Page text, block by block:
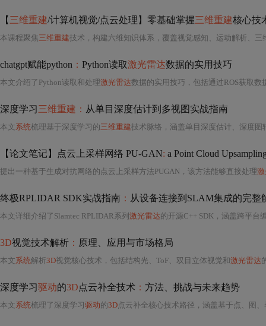
【 三维重建/计算机视觉/点云处理】零基础掌握三维重建核心技
本课程聚焦 三维重建技术，构建六维知识体系，覆盖视觉感知、运动解析、三维重构等层级。课程深度解读
chatgpt赋能python ： Python读取激光雷达数据的实用技巧
本文介绍了Python读取和处理激光雷达数据的实用技巧，包括通过ROS获取数据、使用Matplotlib和NumPy进行数
深度学习三维重建： 从单目深度估计到多视图实战指南
本文系统梳理基于深度学习的三维重建技术脉络，涵盖单目深度估计、深度图转点云、多视图立体匹配等核心流程，详解相机参数转换、点云优化、定量评估与
【论文笔记】点云上采样网络 PU-GAN: a Point Cloud
提出一种基于生成对抗网络的点云上采样方法PUGAN，该方法能够直接处理
终极RPLIDAR SDK实战指南 ： 从设备连接到SLAM集成的完整
本文详细介绍了Slamtec RPLIDAR系列 激光雷达的开源C++ SDK，涵盖跨平台编译
3D视觉技术解析 ： 原理、应用与市场格局
本文系统解析3D视觉核心技术，包括结构光、ToF、双目立体视觉和激光雷达的原理
深度学习驱动的3D点云补全技术 ： 方法、挑战与未来趋势
本文系统梳理了深度学习驱动的3D点云补全核心技术路径，涵盖基于点、图、卷积、生成模型及Transformer五大主流方法，剖析其原理、优势与局限；指出当前在结构理解、细粒度几何重建、仿真